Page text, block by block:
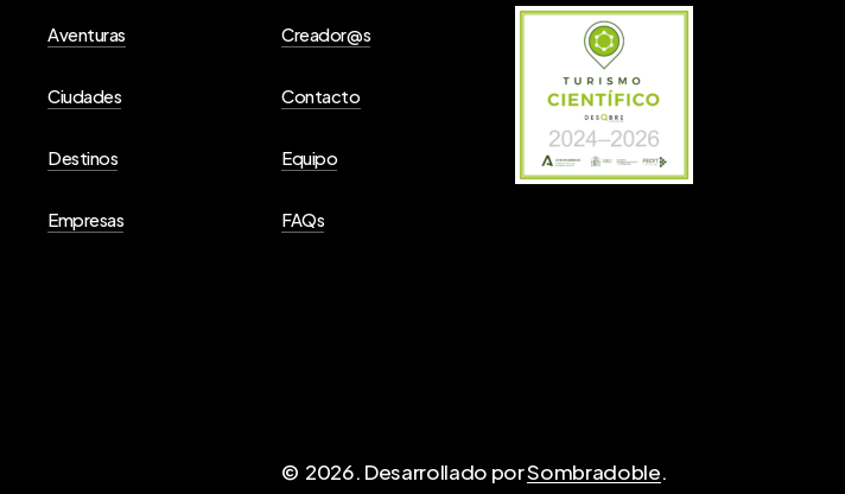
Aventuras
Ciudades
Destinos
Empresas
Creador@s
Contacto
Equipo
FAQs
© 2026. Desarrollado porSombradoble.